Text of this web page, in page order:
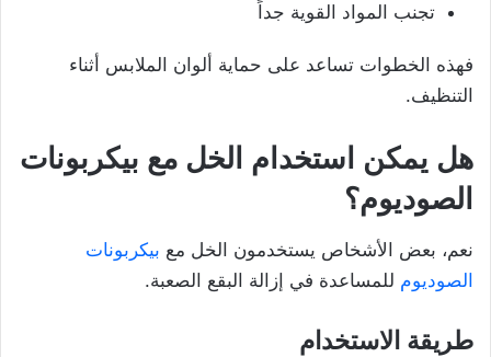
تجنب المواد القوية جداً
فهذه الخطوات تساعد على حماية ألوان الملابس أثناء
التنظيف.
هل يمكن استخدام الخل مع بيكربونات
الصوديوم؟
نعم، بعض الأشخاص يستخدمون الخل مع بيكربونات
الصوديوم للمساعدة في إزالة البقع الصعبة.
طريقة الاستخدام